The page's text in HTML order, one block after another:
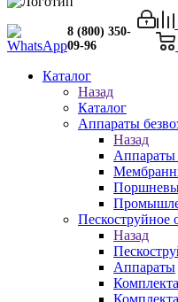
8 (800) 350-
09-96
Каталог
Назад
Каталог
Аппараты
Назад
Аппараты
Пескоструйное
Назад
Аппараты